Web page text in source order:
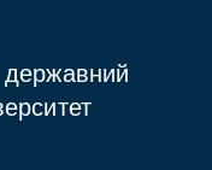
державний